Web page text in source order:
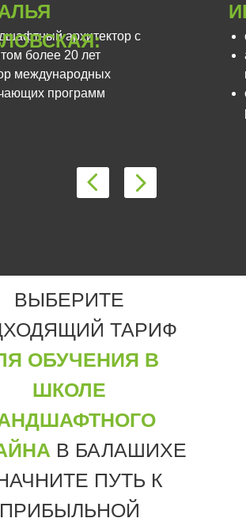
архитектор с
более 20 лет
международных
программ
ВЫБЕРИТЕ
ТАРИФ
ОБУЧЕНИЯ В
ШКОЛЕ
В БАЛАШИХЕ
ПУТЬ К
ПРИБЫЛЬНОЙ